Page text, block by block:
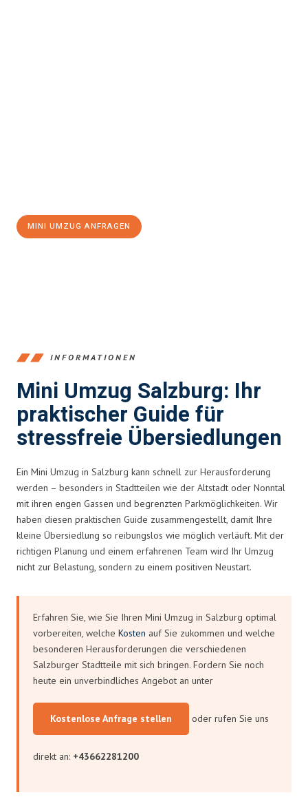
MINI UMZUG ANFRAGEN
INFORMATIONEN
Mini Umzug Salzburg: Ihr
praktischer Guide für
stressfreie Übersiedlungen
Ein Mini Umzug in Salzburg kann schnell zur Herausforderung
werden – besonders in Stadtteilen wie der Altstadt oder Nonntal
mit ihren engen Gassen und begrenzten Parkmöglichkeiten. Wir
haben diesen praktischen Guide zusammengestellt, damit Ihre
kleine Übersiedlung so reibungslos wie möglich verläuft. Mit der
richtigen Planung und einem erfahrenen Team wird Ihr Umzug
nicht zur Belastung, sondern zu einem positiven Neustart.
Erfahren Sie, wie Sie Ihren Mini Umzug in Salzburg optimal
vorbereiten, welche Kosten auf Sie zukommen und welche
besonderen Herausforderungen die verschiedenen
Salzburger Stadtteile mit sich bringen. Fordern Sie noch
heute ein unverbindliches Angebot an unter
Kostenlose Anfrage stellen oder rufen Sie uns
direkt an: +43662281200